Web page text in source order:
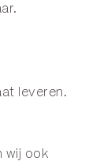
leveren.
wij ook